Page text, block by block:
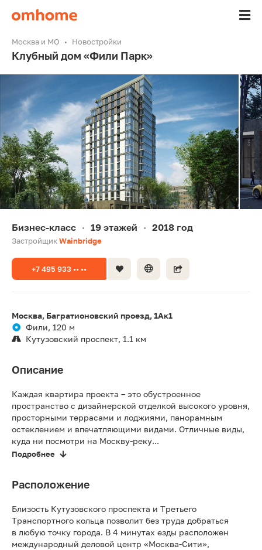
Москва и МО Новостройки
Клубный дом «Фили Парк»
Бизнес-класс • 19 этажей • 2018 год
ЗастройщикWainbridge
+7 495 933 •• ••
Москва, Багратионовский проезд, 1Ак1
Фили, 120 м
Кутузовский проспект, 1.1 км
Описание
Каждая квартира проекта – это обустроенное
пространство с дизайнерской отделкой высокого уровня,
просторными террасами и лоджиями, панорамным
остеклением и впечатляющими видами. Отличные виды,
куда ни посмотри на Москву-реку...
Подробнее
Расположение
Близость Кутузовского проспекта и Третьего
Транспортного кольца позволит без труда добраться
в любую точку города. В 4 минутах езды расположен
международный деловой центр «Москва-Сити»,